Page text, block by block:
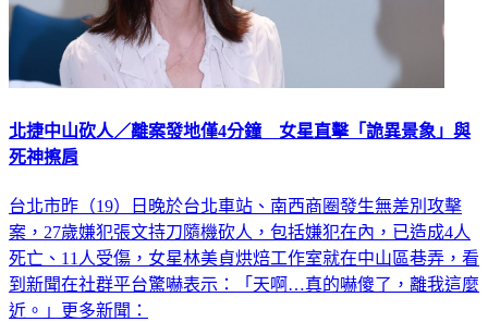
北捷中山砍人／離案發地僅4分鐘 女星直擊「詭異景象」與
死神擦肩
台北市昨（19）日晚於台北車站、南西商圈發生無差別攻擊
案，27歲嫌犯張文持刀隨機砍人，包括嫌犯在內，已造成4人
死亡、11人受傷，女星林美貞烘焙工作室就在中山區巷弄，看
到新聞在社群平台驚嚇表示：「天啊…真的嚇傻了，離我這麼
近。」更多新聞：